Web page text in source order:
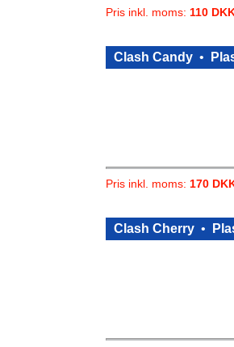
Pris inkl. moms: 110
Clash Candy •
Pris inkl. moms: 170
Clash Cherry •